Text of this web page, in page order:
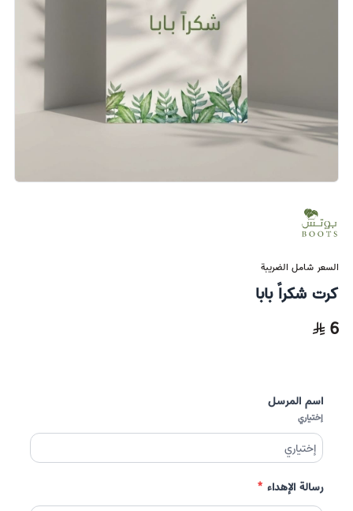
السعر شامل الضريبة
كرت شكراً بابا
6
اسم المرسل
إختياري
رسالة الإهداء*